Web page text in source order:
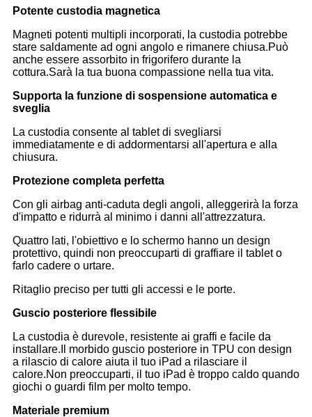
Potente custodia magnetica
Magneti potenti multipli incorporati, la custodia potrebbe
stare saldamente ad ogni angolo e rimanere chiusa.Può
anche essere assorbito in frigorifero durante la
cottura.Sarà la tua buona compassione nella tua vita.
Supporta la funzione di sospensione automatica e
sveglia
La custodia consente al tablet di svegliarsi
immediatamente e di addormentarsi all'apertura e alla
chiusura.
Protezione completa perfetta
Con gli airbag anti-caduta degli angoli, alleggerirà la forza
d'impatto e ridurrà al minimo i danni all'attrezzatura.
Quattro lati, l'obiettivo e lo schermo hanno un design
protettivo, quindi non preoccuparti di graffiare il tablet o
farlo cadere o urtare.
Ritaglio preciso per tutti gli accessi e le porte.
Guscio posteriore flessibile
La custodia è durevole, resistente ai graffi e facile da
installare.Il morbido guscio posteriore in TPU con design
a rilascio di calore aiuta il tuo iPad a rilasciare il
calore.Non preoccuparti, il tuo iPad è troppo caldo quando
giochi o guardi film per molto tempo.
Materiale premium